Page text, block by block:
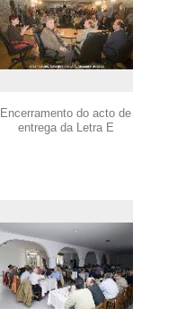
Encerramento do acto de
entrega da Letra E